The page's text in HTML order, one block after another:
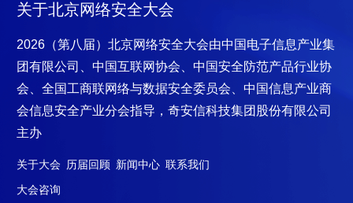
关于北京网络安全大会
2026（第八届）北京网络安全大会由中国电子信息产业集
团有限公司、中国互联网协会、中国安全防范产品行业协
会、全国工商联网络与数据安全委员会、中国信息产业商
会信息安全产业分会指导，奇安信科技集团股份有限公司
主办
关于大会 历届回顾 新闻中心 联系我们
大会咨询